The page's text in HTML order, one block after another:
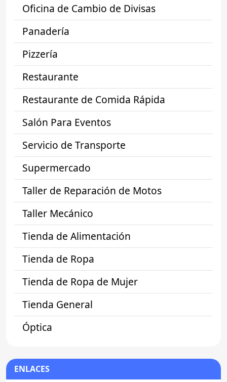
Oficina de Cambio de Divisas
Panadería
Pizzería
Restaurante
Restaurante de Comida Rápida
Salón Para Eventos
Servicio de Transporte
Supermercado
Taller de Reparación de Motos
Taller Mecánico
Tienda de Alimentación
Tienda de Ropa
Tienda de Ropa de Mujer
Tienda General
Óptica
ENLACES